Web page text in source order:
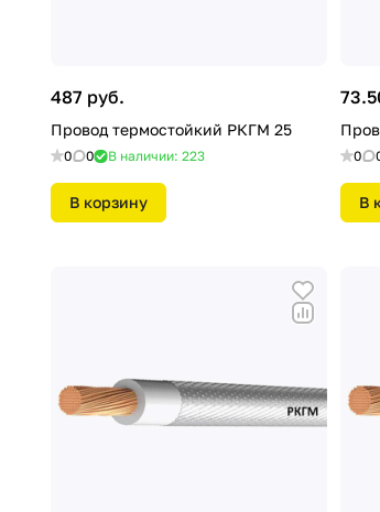
487 руб.
Провод термостойкий РКГМ 25
0 0 В наличии: 223
В корзину
0
В